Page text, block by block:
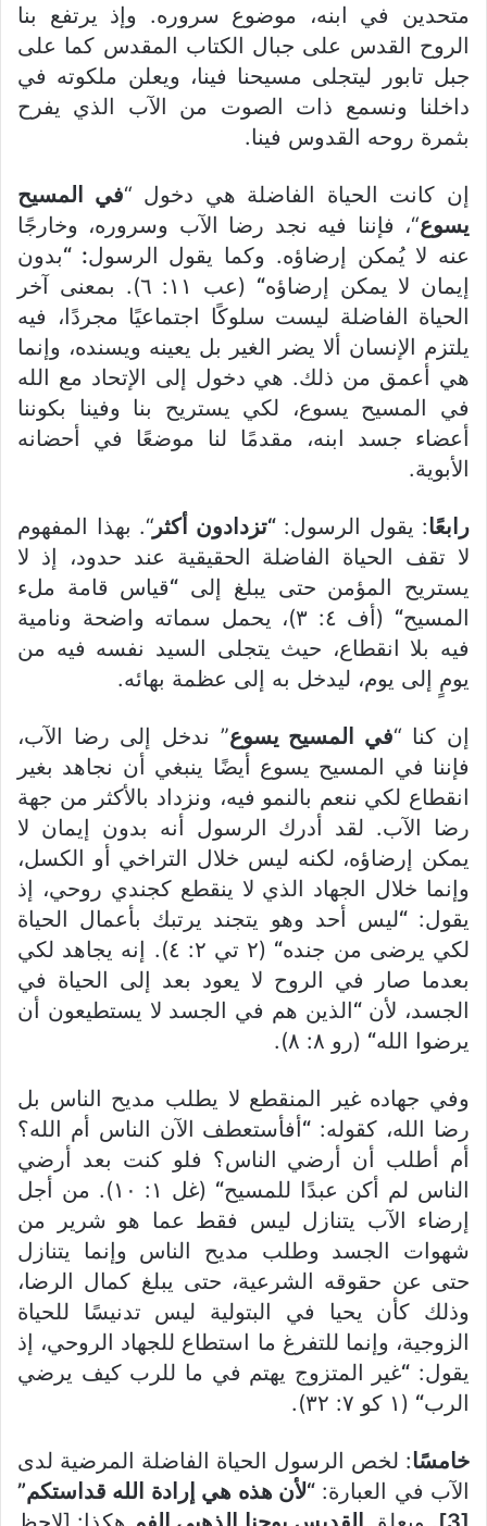
متحدين في ابنه، موضوع سروره. وإذ يرتفع بنا
الروح القدس على جبال الكتاب المقدس كما على
جبل تابور ليتجلى مسيحنا فينا، ويعلن ملكوته في
داخلنا ونسمع ذات الصوت من الآب الذي يفرح
بثمرة روحه القدوس فينا.
إن كانت الحياة الفاضلة هي دخول “في المسيح
يسوع“، فإننا فيه نجد رضا الآب وسروره، وخارجًا
عنه لا يُمكن إرضاؤه. وكما يقول الرسول: “بدون
إيمان لا يمكن إرضاؤه“
(عب ١١: ٦). بمعنى آخر
الحياة الفاضلة ليست سلوكًا اجتماعيًا مجردًا، فيه
يلتزم الإنسان ألا يضر الغير بل يعينه ويسنده، وإنما
هي أعمق من ذلك. هي دخول إلى الإتحاد مع الله
في المسيح يسوع، لكي يستريح بنا وفينا بكوننا
أعضاء جسد ابنه، مقدمًا لنا موضعًا في أحضانه
الأبوية.
رابعًا: يقول الرسول:“تزدادون أكثر“. بهذا المفهوم
لا تقف الحياة الفاضلة الحقيقية عند حدود، إذ لا
يستريح المؤمن حتى يبلغ إلى “قياس قامة ملء
المسيح“
(أف ٤: ٣)، يحمل سماته واضحة ونامية
فيه بلا انقطاع، حيث يتجلى السيد نفسه فيه من
يومٍ إلى يوم، ليدخل به إلى عظمة بهائه.
إن كنا “في المسيح يسوع” ندخل إلى رضا الآب،
فإننا في المسيح يسوع أيضًا ينبغي أن نجاهد بغير
انقطاع لكي ننعم بالنمو فيه، ونزداد بالأكثر من جهة
رضا الآب. لقد أدرك الرسول أنه بدون إيمان لا
يمكن إرضاؤه، لكنه ليس خلال التراخي أو الكسل،
وإنما خلال الجهاد الذي لا ينقطع كجندي روحي، إذ
يقول:“ليس أحد وهو يتجند يرتبك بأعمال الحياة
لكي يرضى من جنده“
(٢ تي ٢: ٤). إنه يجاهد لكي
بعدما صار في الروح لا يعود بعد إلى الحياة في
الجسد، لأن“الذين هم في الجسد لا يستطيعون أن
يرضوا الله“ (رو ٨: ٨).
وفي جهاده غير المنقطع لا يطلب مديح الناس بل
رضا الله، كقوله: “أفأستعطف الآن الناس أم الله؟
أم أطلب أن أرضي الناس؟ فلو كنت بعد أرضي
الناس لم أكن عبدًا للمسيح“
(غل ١: ١٠). من أجل
إرضاء الآب يتنازل ليس فقط عما هو شرير من
شهوات الجسد وطلب مديح الناس وإنما يتنازل
حتى عن حقوقه الشرعية، حتى يبلغ كمال الرضا،
وذلك كأن يحيا في البتولية ليس تدنيسًا للحياة
الزوجية، وإنما للتفرغ ما استطاع للجهاد الروحي، إذ
يقول: “غير المتزوج يهتم في ما للرب كيف يرضي
الرب“ (١ كو ٧: ٣٢).
خامسًا: لخص الرسول الحياة الفاضلة المرضية لدى
الآب في العبارة:“لأن هذه هي إرادة الله قداستكم”